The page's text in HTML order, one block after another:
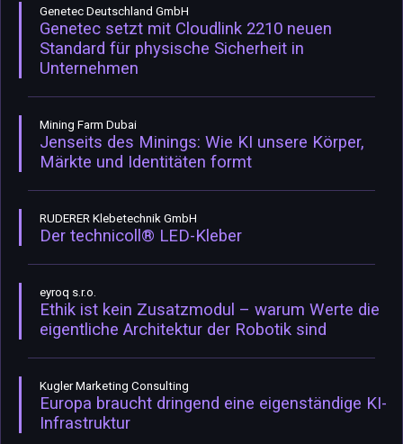
Genetec Deutschland GmbH
Genetec setzt mit Cloudlink 2210 neuen
Standard für physische Sicherheit in
Unternehmen
Mining Farm Dubai
Jenseits des Minings: Wie KI unsere Körper,
Märkte und Identitäten formt
RUDERER Klebetechnik GmbH
Der technicoll® LED-Kleber
eyroq s.r.o.
Ethik ist kein Zusatzmodul – warum Werte die
eigentliche Architektur der Robotik sind
Kugler Marketing Consulting
Europa braucht dringend eine eigenständige KI-
Infrastruktur